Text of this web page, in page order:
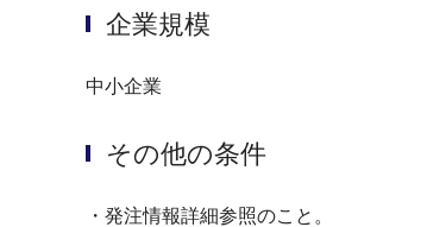
企業規模
中小企業
その他の条件
・発注情報詳細参照のこと。